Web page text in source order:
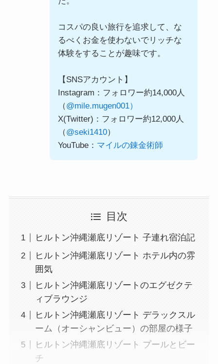
コスパの良い旅行を追求して、な
るべくお金を使わないでリッチな
体験をすることが趣味です。
【SNSアカウント】
Instagram：フォロワー約14,000人
（@mile.mugen001）
X(Twitter)：フォロワー約12,000人
（@seki1410）
YouTube： マイルの錬金術師
目次
ヒルトン沖縄瀬底リゾート 子連れ宿泊記
ヒルトン沖縄瀬底リゾート ホテル内の雰
囲気
ヒルトン沖縄瀬底リゾートのエグゼクテ
ィブラウンジ
ヒルトン沖縄瀬底リゾート デラックスル
ーム（オーシャンビュー）の部屋の様子
ヒルトン沖縄瀬底リゾート プールとビー
チ